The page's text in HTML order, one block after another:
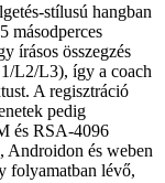
stílusú hangban
másodperces
írásos összegzés
L2/L3), így a coach
A regisztráció
pedig
és RSA-4096
Androidon és weben
folyamatban lévő,